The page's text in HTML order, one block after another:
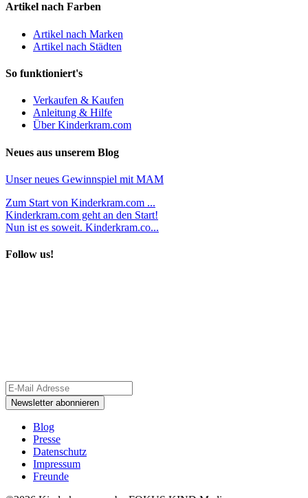
Artikel nach Farben
Artikel nach Marken
Artikel nach Städten
So funktioniert's
Verkaufen & Kaufen
Anleitung & Hilfe
Über Kinderkram.com
Neues aus unserem Blog
Unser neues Gewinnspiel mit MAM
Zum Start von Kinderkram.com ...
Kinderkram.com geht an den Start!
Nun ist es soweit. Kinderkram.co...
Follow us!
Blog
Presse
Datenschutz
Impressum
Freunde